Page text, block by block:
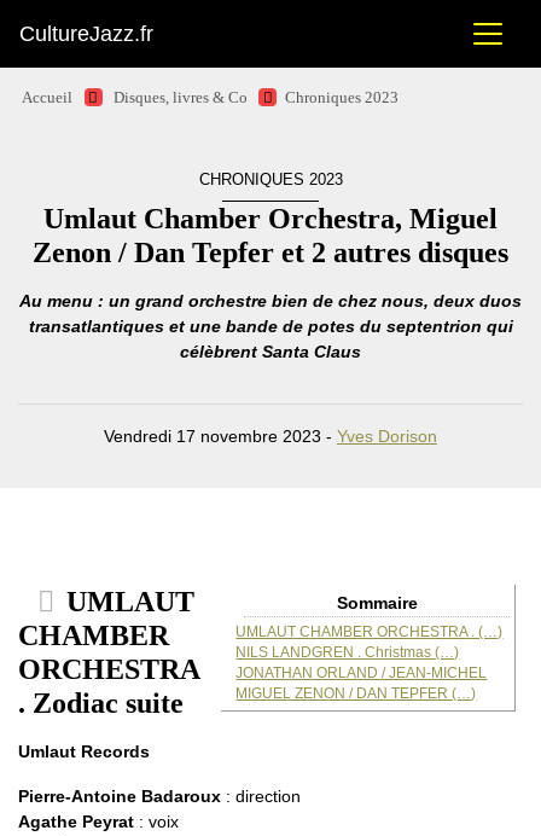
CultureJazz.fr
Accueil Disques, livres & Co Chroniques 2023
CHRONIQUES 2023
Umlaut Chamber Orchestra, Miguel
Zenon / Dan Tepfer et 2 autres disques
Au menu : un grand orchestre bien de chez nous, deux duos
transatlantiques et une bande de potes du septentrion qui
célèbrent Santa Claus
Vendredi 17 novembre 2023 - Yves Dorison
Sommaire
UMLAUT CHAMBER ORCHESTRA . (…)
NILS LANDGREN . Christmas (…)
JONATHAN ORLAND / JEAN-MICHEL
MIGUEL ZENON / DAN TEPFER (…)
UMLAUT
CHAMBER
ORCHESTRA
. Zodiac suite
Umlaut Records
Pierre-Antoine Badaroux : direction
Agathe Peyrat : voix